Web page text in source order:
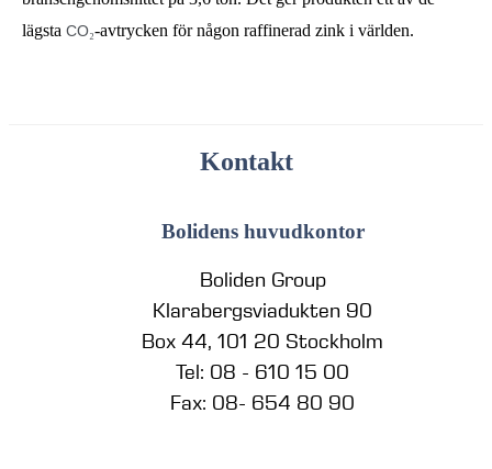
lägsta CO₂-avtrycken för någon raffinerad zink i världen.
Kontakt
Bolidens huvudkontor
Boliden Group
Klarabergsviadukten 90
Box 44, 101 20 Stockholm
Tel: 08 - 610 15 00
Fax: 08- 654 80 90